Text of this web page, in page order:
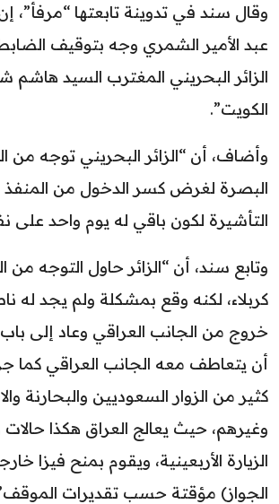
وقال سند في تدوينة تابعتها “مرفأ”، إن
عبد الأمير الشمري وجه بتوقيف
الزائر البحريني المغترب السيد
الكويت”.
وأضاف، أن “الزائر البحريني توجه من
البصرة لغرض كسر الدخول من المنفذ
التأشيرة لكون باقي له يوم واحد على
وتابع سند، أن “الزائر حاول التوجه من
كربلاء، لكنه وقع بمشكلة ولم يجد له
خروج من الجانب العراقي وعاد إلى
أن يتعاطف معه الجانب العراقي كما
كثير من الزوار السعوديين والبحارنة
وغيرهم، حيث يعالج العراق هكذا حالات
الزيارة الأربعينية، ويقوم بمنح فيزا
الجواز) مؤقتة حسب تقديرات